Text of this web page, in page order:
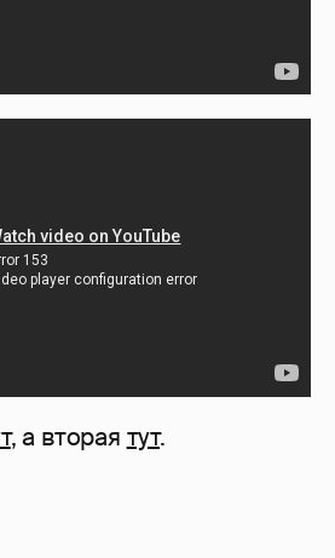
, а вторая тут.